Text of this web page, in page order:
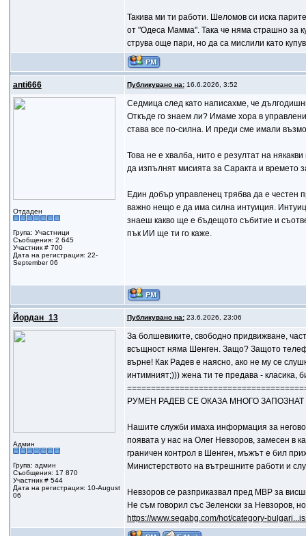
Такива ми ти работи. Шеломов си иска
от "Одеса Мамма". Така че няма страшно за
струва още пари, но да са мислили като
anti666 Публикувано на:16.6.2026, 3:52
Отдаден
Група: Участници
Съобщения: 2 645
Участник # 700
Дата на регистрация: 22-
September 06
Седмица след като написахме, че
Откъде го знаем ли? Имаме хора в
става все по-силна. И преди сме имали
Това не е хвалба, нито е резултат на
да изпълнят мисията за Саракта и времето
Един добър управленец трябва да е честен
важно нещо е да има силна интуиция.
знаеш какво ще е бъдещото събитие и
пък ИИ ще ти го каже.
Йордан_13 Публикувано на:23.6.2026, 23:06
Админ
Група: админ
Съобщения: 17 870
Участник # 544
Дата на регистрация: 10-August
06
За болшевиките, свободно придвижване,
всъщност няма Шенген. Защо? Защото
върне! Как Радев е наясно, ако не му се
интимният;))) жена ти те предава - класика,
РУМЕН РАДЕВ СЕ ОКАЗА МНОГО
Нашите служби имаха информация за
появата у нас на Олег Невзоров, замесен в
граничен контрол в Шенген, мъжът е бил
Министерството на вътрешните работи и
Невзоров се разприказвал пред МВР за
Не съм говорил със Зеленски за Невзоров,
https://www.segabg.com/hot/category-